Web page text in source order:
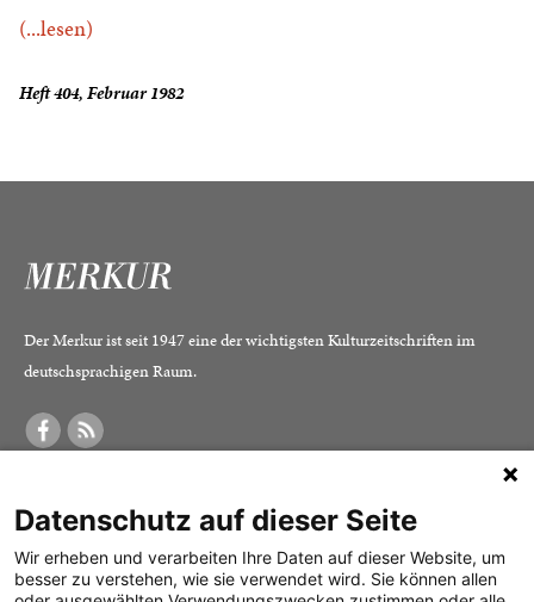
(...lesen)
Heft 404, Februar 1982
Der Merkur ist seit 1947 eine der wichtigsten Kulturzeitschriften im
deutschsprachigen Raum.
Was ist der Merkur?
Herausgeber /
Redaktion
Alle Abos im Überblick
Print-Abo
Digital-Abo
Impressum
Datenschutz
Mediadaten
Datenschutz auf dieser Seite
Wir erheben und verarbeiten Ihre Daten auf dieser Website, um
besser zu verstehen, wie sie verwendet wird. Sie können allen